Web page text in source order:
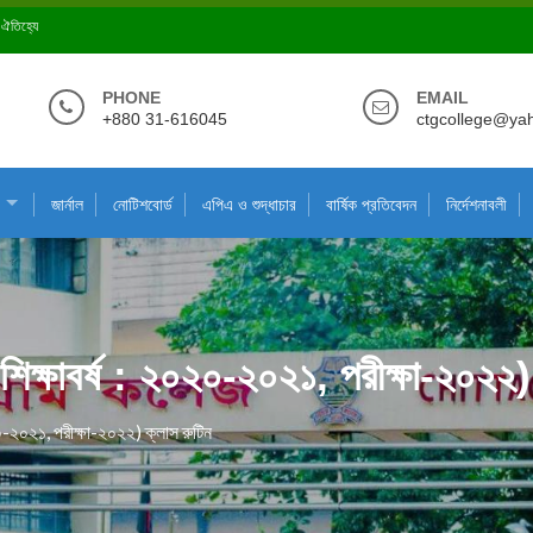
ঐতিহ্যে
PHONE
+880 31-616045
EMAIL
জার্নাল নোটিশবোর্ড এপিএ ও শুদ্ধাচার বার্ষিক প্রতিবেদন নির্দেশনাবলী
: ২০২০-২০২১, পরীক্ষা-
২০২১, পরীক্ষা-২০২২) ক্লাস রুটিন